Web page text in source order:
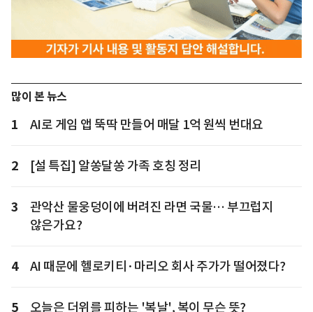
많이 본 뉴스
1 AI로 게임 앱 뚝딱 만들어 매달 1억 원씩 번대요
2 [설 특집] 알쏭달쏭 가족 호칭 정리
3
관악산 물웅덩이에 버려진 라면 국물… 부끄럽지
않은가요?
4 AI 때문에 헬로키티·마리오 회사 주가가 떨어졌다?
5 오늘은 더위를 피하는 '복날', 복이 무슨 뜻?